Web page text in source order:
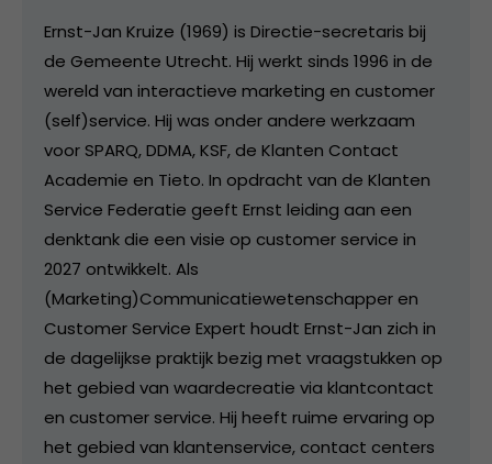
Ernst-Jan Kruize (1969) is Directie-secretaris bij
de Gemeente Utrecht. Hij werkt sinds 1996 in de
wereld van interactieve marketing en customer
(self)service. Hij was onder andere werkzaam
voor SPARQ, DDMA, KSF, de Klanten Contact
Academie en Tieto. In opdracht van de Klanten
Service Federatie geeft Ernst leiding aan een
denktank die een visie op customer service in
2027 ontwikkelt. Als
(Marketing)Communicatiewetenschapper en
Customer Service Expert houdt Ernst-Jan zich in
de dagelijkse praktijk bezig met vraagstukken op
het gebied van waardecreatie via klantcontact
en customer service. Hij heeft ruime ervaring op
het gebied van klantenservice, contact centers